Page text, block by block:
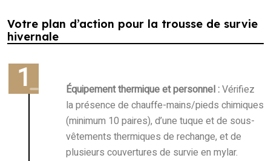
Votre plan d’action pour la trousse de survie
hivernale
Équipement thermique et personnel :Vérifiez
la présence de chauffe-mains/pieds chimiques
(minimum 10 paires), d’une tuque et de sous-
vêtements thermiques de rechange, et de
plusieurs couvertures de survie en mylar.